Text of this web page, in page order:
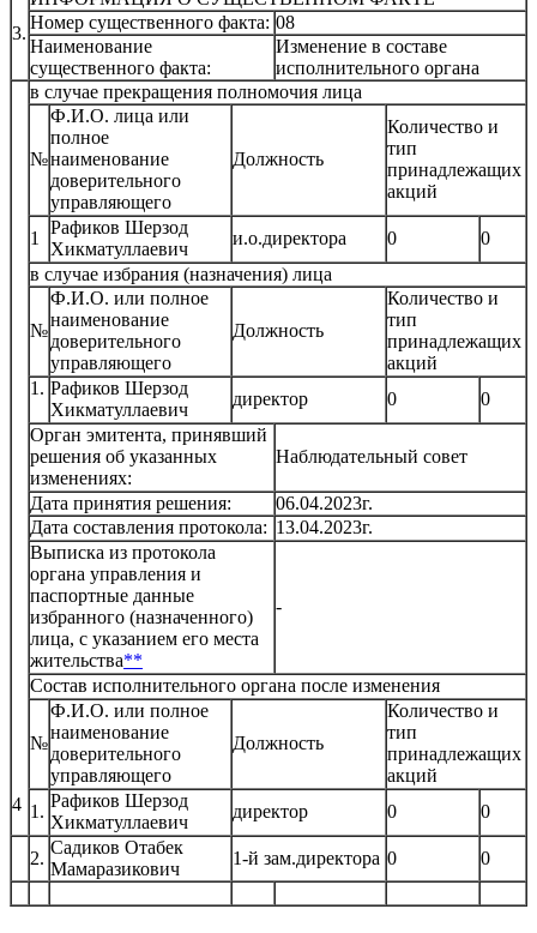
3.
Номер существенного факта: 08
Наименование
существенного факта:
Изменение в составе
исполнительного органа
4
в случае прекращения полномочия лица
№
Ф.И.О. лица или
полное
наименование
доверительного
управляющего
Должность
Количество и
тип
принадлежащих
акций
1
Рафиков Шерзод
Хикматуллаевич
и.о.директора 0
0
в случае избрания (назначения) лица
№
Ф.И.О. или полное
наименование
доверительного
управляющего
Должность
Количество и
тип
принадлежащих
акций
1. Рафиков Шерзод
Хикматуллаевич
директор 0
0
Орган эмитента, принявший
решения об указанных
изменениях:
Наблюдательный совет
Дата принятия решения:
06.04.2023г.
Дата составления протокола: 13.04.2023г.
Выписка из протокола
органа управления и
паспортные данные
избранного (назначенного)
лица, с указанием его места
жительства**
-
Состав исполнительного органа после изменения
№
Ф.И.О. или полное
наименование
доверительного
управляющего
Должность
Количество и
тип
принадлежащих
акций
1.
Рафиков Шерзод
Хикматуллаевич
директор 0 0
2.
Садиков Отабек
Мамаразикович
1-й зам.директора 0 0